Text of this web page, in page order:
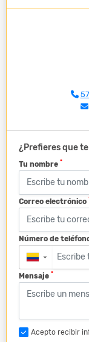
¿Prefieres que
Tu nombre *
Correo electrónico
Número de
▼
Mensaje *
Acepto recibir